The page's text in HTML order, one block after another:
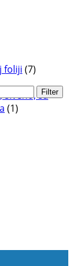
foliji (7)
šiveno, sa
(1)
Filter